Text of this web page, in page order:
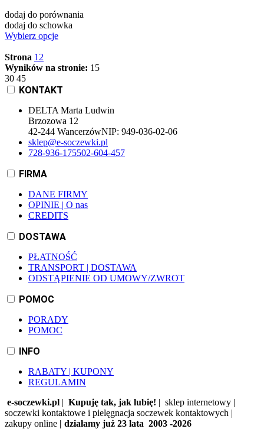
dodaj do porównania
dodaj do schowka
Wybierz opcje
Strona 1 2
Wyników na stronie: 15
30 45
KONTAKT
DELTA Marta Ludwin
Brzozowa 12
42-244 WancerzówNIP: 949-036-02-06
sklep@e-soczewki.pl
728-936-175502-604-457
FIRMA
DANE FIRMY
OPINIE | O nas
CREDITS
DOSTAWA
PŁATNOŚĆ
TRANSPORT | DOSTAWA
ODSTĄPIENIE OD UMOWY/ZWROT
POMOC
PORADY
POMOC
INFO
RABATY | KUPONY
REGULAMIN
e-soczewki.pl | Kupuję tak, jak lubię! | sklep internetowy |
soczewki kontaktowe i pielęgnacja soczewek kontaktowych |
zakupy online | działamy już 23 lata 2003 -2026